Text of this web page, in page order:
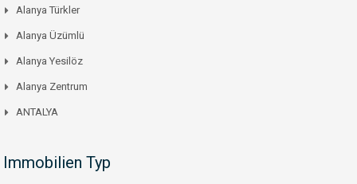
Alanya Türkler
Alanya Üzümlü
Alanya Yesilöz
Alanya Zentrum
ANTALYA
Immobilien Typ